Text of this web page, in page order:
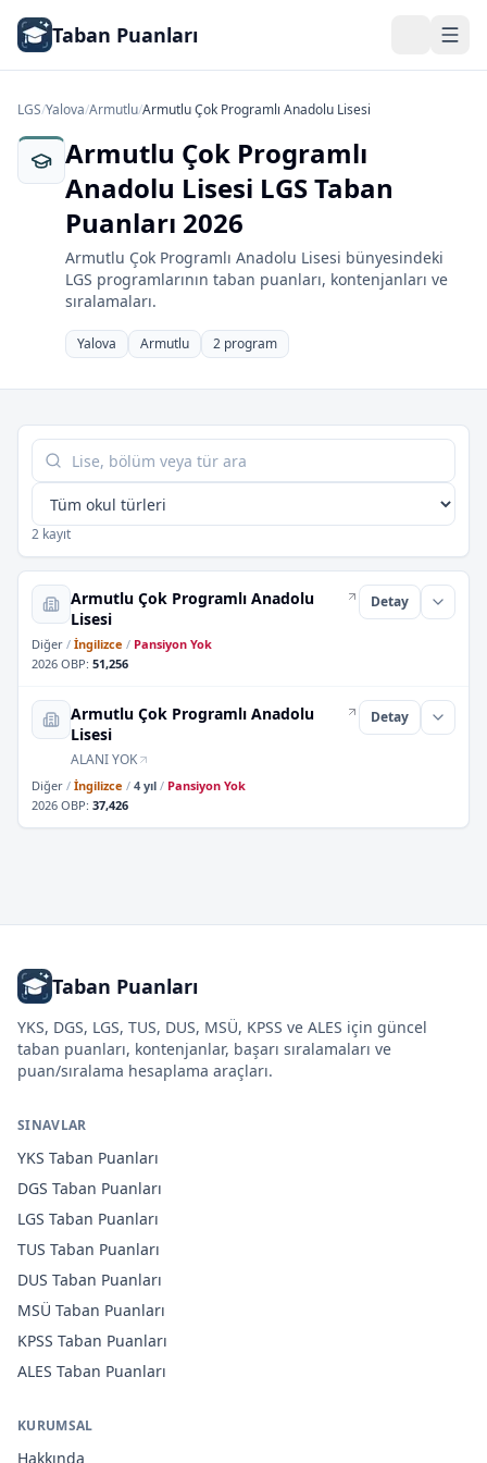
Taban Puanları
LGS/Yalova/Armutlu/Armutlu Çok Programlı Anadolu Lisesi
Armutlu Çok Programlı
Anadolu Lisesi LGS Taban
Puanları 2026
Armutlu Çok Programlı Anadolu Lisesi bünyesindeki
LGS programlarının taban puanları, kontenjanları ve
sıralamaları.
Yalova Armutlu 2 program
Tabloda ara
2 kayıt
Armutlu Çok Programlı Anadolu
Lisesi
Detay
Diğer / İngilizce / Pansiyon Yok
2026 OBP: 51,256
Armutlu Çok Programlı Anadolu
Lisesi
ALANI YOK
Detay
Diğer / İngilizce / 4 yıl / Pansiyon Yok
2026 OBP: 37,426
Taban Puanları
YKS, DGS, LGS, TUS, DUS, MSÜ, KPSS ve ALES için güncel
taban puanları, kontenjanlar, başarı sıralamaları ve
puan/sıralama hesaplama araçları.
SINAVLAR
YKS Taban Puanları
DGS Taban Puanları
LGS Taban Puanları
TUS Taban Puanları
DUS Taban Puanları
MSÜ Taban Puanları
KPSS Taban Puanları
ALES Taban Puanları
KURUMSAL
Hakkında